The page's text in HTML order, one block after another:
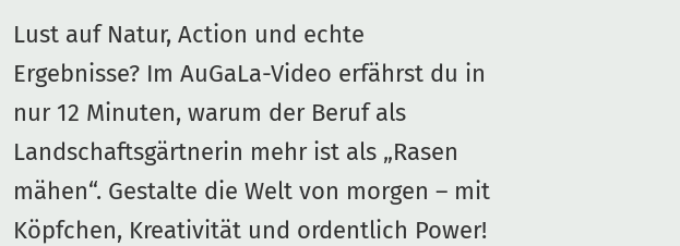
Lust auf Natur, Action und echte
Ergebnisse? Im AuGaLa-Video erfährst du in
nur 12 Minuten, warum der Beruf als
Landschaftsgärtnerin mehr ist als „Rasen
mähen“. Gestalte die Welt von morgen – mit
Köpfchen, Kreativität und ordentlich Power!